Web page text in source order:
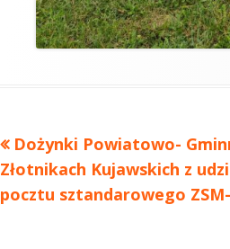
Dożynki Powiatowo-
Złotnikach Kujawskich z
pocztu sztandarowego